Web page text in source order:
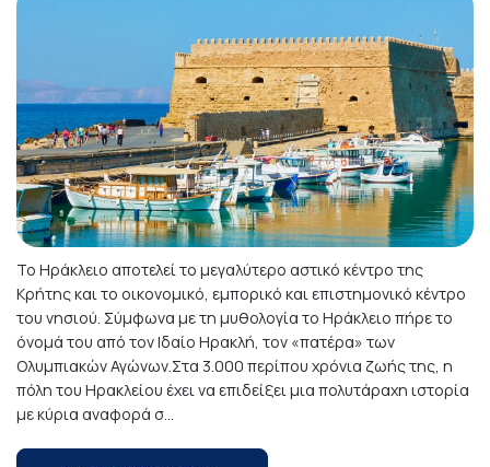
Το Ηράκλειο αποτελεί το μεγαλύτερο αστικό κέντρο της
Κρήτης και το οικονομικό, εμπορικό και επιστημονικό κέντρο
του νησιού. Σύμφωνα με τη μυθολογία το Ηράκλειο πήρε το
όνομά του από τον Ιδαίο Ηρακλή, τον «πατέρα» των
Ολυμπιακών Αγώνων.Στα 3.000 περίπου χρόνια ζωής της, η
πόλη του Ηρακλείου έχει να επιδείξει μια πολυτάραχη ιστορία
με κύρια αναφορά σ...